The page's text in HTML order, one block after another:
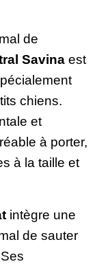
de
Savina est
chiens.
et
à porter,
à la taille et
intègre une
de sauter